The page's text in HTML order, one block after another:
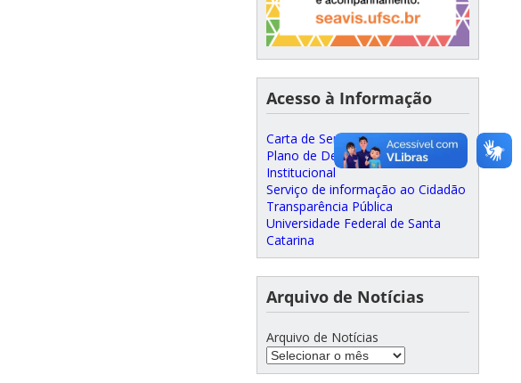
Acesso à Informação
Carta de Serviços ao Cidadão
Plano de Desenvolvimento
Institucional
Serviço de informação ao Cidadão
Transparência Pública
Universidade Federal de Santa
Catarina
Arquivo de Notícias
Arquivo de Notícias